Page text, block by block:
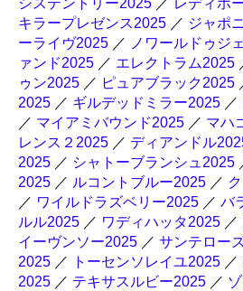
システントリー2025 ／ レディホ
キラープレゼンス2025 ／ ジャポ
ーライヴ2025 ／ ノワールドゥジ
ァンド2025 ／ エレクトラム2025
ゥン2025 ／ ピュアブラック2025
2025 ／ ギルデッドミラー2025 ／
／ マイアミバウンド2025 ／ マハ
レンス２2025 ／ ディアンドル
2025 ／ シャトーブランシュ2025
2025 ／ ルコントブルー2025 ／
／ ワイルドラズベリー2025 ／ バ
ルル2025 ／ ワディハッタ2025 ／
イーヴンソー2025 ／ サンテロー
2025 ／ トーセンソレイユ2025 ／
2025 ／ テキサスルビー2025 ／